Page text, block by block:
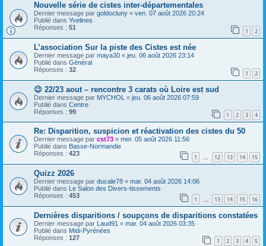
Nouvelle série de cistes inter-départementales
Dernier message par goldocluny « ven. 07 août 2026 20:24
Publié dans Yvelines
Réponses : 51 1 2
L’association Sur la piste des Cistes est née
Dernier message par maya30 « jeu. 06 août 2026 23:14
Publié dans Général
Réponses : 32 1 2
😉 22/23 aout – rencontre 3 carats où Loire est sud
Dernier message par MYCHOL « jeu. 06 août 2026 07:59
Publié dans Centre
Réponses : 99 1 2 3 4
Re: Disparition, suspicion et réactivation des cistes du 50
Dernier message par cst73 « mer. 05 août 2026 11:56
Publié dans Basse-Normandie
Réponses : 423 1 … 12 13 14 15
Quizz 2026
Dernier message par ducale78 « mar. 04 août 2026 14:06
Publié dans Le Salon des Divers-tissements
Réponses : 453 1 … 13 14 15 16
Dernières disparitions / soupçons de disparitions constatées
Dernier message par Laud91 « mar. 04 août 2026 03:35
Publié dans Midi-Pyrénées
Réponses : 127 1 2 3 4 5